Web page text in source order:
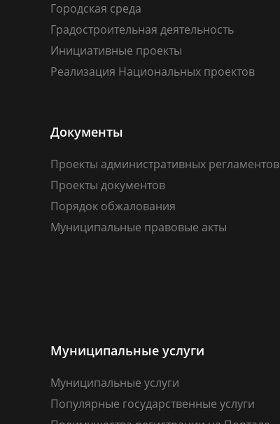
Городская среда
Градостроительная деятельность
Инициативные проекты
Реализация Национальных проектов
Документы
Проекты административных регламентов
Проекты документов
Порядок обжалования
Муниципальные правовые акты
Муниципальные услуги
Муниципальные услуги
Популярные государственные услуги